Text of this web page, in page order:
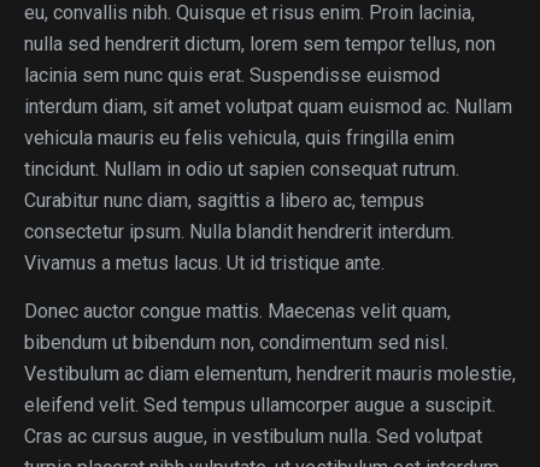
eu, convallis nibh. Quisque et risus enim. Proin lacinia,
nulla sed hendrerit dictum, lorem sem tempor tellus, non
lacinia sem nunc quis erat. Suspendisse euismod
interdum diam, sit amet volutpat quam euismod ac. Nullam
vehicula mauris eu felis vehicula, quis fringilla enim
tincidunt. Nullam in odio ut sapien consequat rutrum.
Curabitur nunc diam, sagittis a libero ac, tempus
consectetur ipsum. Nulla blandit hendrerit interdum.
Vivamus a metus lacus. Ut id tristique ante.
Donec auctor congue mattis. Maecenas velit quam,
bibendum ut bibendum non, condimentum sed nisl.
Vestibulum ac diam elementum, hendrerit mauris molestie,
eleifend velit. Sed tempus ullamcorper augue a suscipit.
Cras ac cursus augue, in vestibulum nulla. Sed volutpat